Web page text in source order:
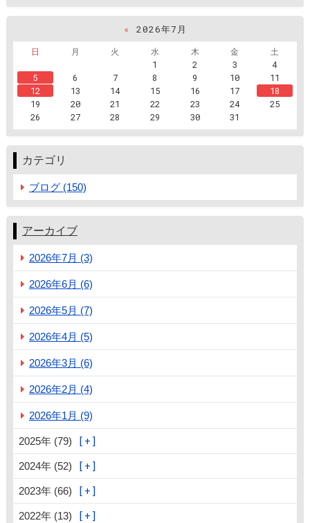
« 2026年7月
日
月 火 水 木 金
土
1
2 3
4
5
6 7 8 9 10
11
12
13 14 15 16 17
18
19
20 21 22 23 24
25
26
27 28 29 30 31
カテゴリ
ブログ (150)
アーカイブ
2026年7月 (3)
2026年6月 (6)
2026年5月 (7)
2026年4月 (5)
2026年3月 (6)
2026年2月 (4)
2026年1月 (9)
2025年 (79)
2024年 (52)
2023年 (66)
2022年 (13)